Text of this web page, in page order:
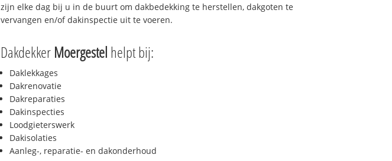
zijn elke dag bij u in de buurt om dakbedekking te herstellen, dakgoten te
vervangen en/of dakinspectie uit te voeren.
Dakdekker Moergestel helpt bij:
Daklekkages
Dakrenovatie
Dakreparaties
Dakinspecties
Loodgieterswerk
Dakisolaties
Aanleg-, reparatie- en dakonderhoud